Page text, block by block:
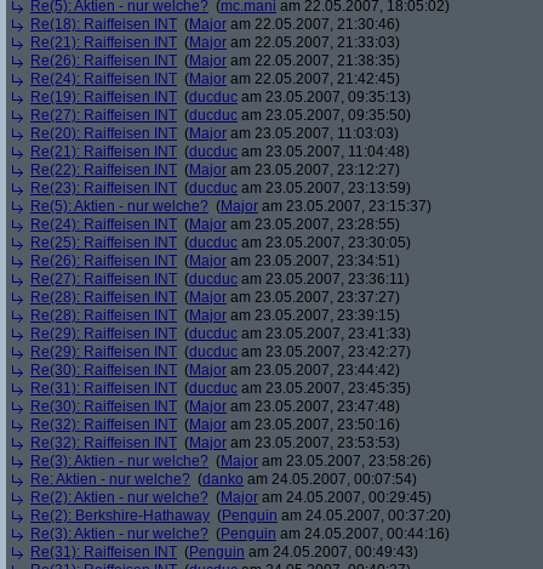
Re(5): Aktien - nur welche? (mc.mani am 22.05.2007, 18:05:02)
Re(18): Raiffeisen INT (Major am 22.05.2007, 21:30:46)
Re(21): Raiffeisen INT (Major am 22.05.2007, 21:33:03)
Re(26): Raiffeisen INT (Major am 22.05.2007, 21:38:35)
Re(24): Raiffeisen INT (Major am 22.05.2007, 21:42:45)
Re(19): Raiffeisen INT (ducduc am 23.05.2007, 09:35:13)
Re(27): Raiffeisen INT (ducduc am 23.05.2007, 09:35:50)
Re(20): Raiffeisen INT (Major am 23.05.2007, 11:03:03)
Re(21): Raiffeisen INT (ducduc am 23.05.2007, 11:04:48)
Re(22): Raiffeisen INT (Major am 23.05.2007, 23:12:27)
Re(23): Raiffeisen INT (ducduc am 23.05.2007, 23:13:59)
Re(5): Aktien - nur welche? (Major am 23.05.2007, 23:15:37)
Re(24): Raiffeisen INT (Major am 23.05.2007, 23:28:55)
Re(25): Raiffeisen INT (ducduc am 23.05.2007, 23:30:05)
Re(26): Raiffeisen INT (Major am 23.05.2007, 23:34:51)
Re(27): Raiffeisen INT (ducduc am 23.05.2007, 23:36:11)
Re(28): Raiffeisen INT (Major am 23.05.2007, 23:37:27)
Re(28): Raiffeisen INT (Major am 23.05.2007, 23:39:15)
Re(29): Raiffeisen INT (ducduc am 23.05.2007, 23:41:33)
Re(29): Raiffeisen INT (ducduc am 23.05.2007, 23:42:27)
Re(30): Raiffeisen INT (Major am 23.05.2007, 23:44:42)
Re(31): Raiffeisen INT (ducduc am 23.05.2007, 23:45:35)
Re(30): Raiffeisen INT (Major am 23.05.2007, 23:47:48)
Re(32): Raiffeisen INT (Major am 23.05.2007, 23:50:16)
Re(32): Raiffeisen INT (Major am 23.05.2007, 23:53:53)
Re(3): Aktien - nur welche? (Major am 23.05.2007, 23:58:26)
Re: Aktien - nur welche? (danko am 24.05.2007, 00:07:54)
Re(2): Aktien - nur welche? (Major am 24.05.2007, 00:29:45)
Re(2): Berkshire-Hathaway (Penguin am 24.05.2007, 00:37:20)
Re(3): Aktien - nur welche? (Penguin am 24.05.2007, 00:44:16)
Re(31): Raiffeisen INT (Penguin am 24.05.2007, 00:49:43)